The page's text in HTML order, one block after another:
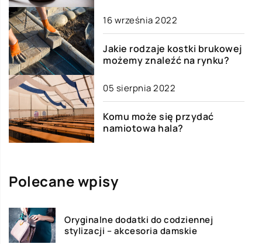
16 września 2022
Jakie rodzaje kostki brukowej
możemy znaleźć na rynku?
05 sierpnia 2022
Komu może się przydać
namiotowa hala?
Polecane wpisy
Oryginalne dodatki do codziennej
stylizacji – akcesoria damskie